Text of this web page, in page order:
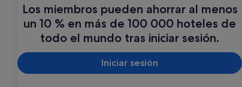
Los miembros pueden ahorrar al menos
un 10 % en más de 100 000 hoteles de
todo el mundo tras iniciar sesión.
Iniciar sesión